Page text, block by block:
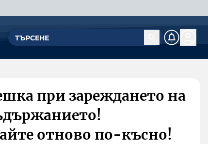
при зареждането на
отново по-късно!